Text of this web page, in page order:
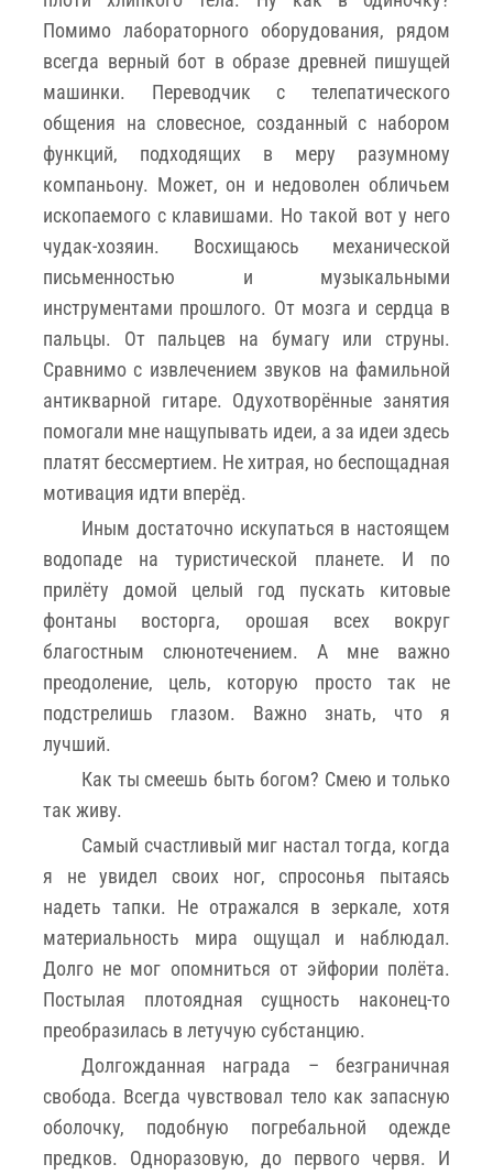
Помимо лабораторного оборудования, рядом
всегда верный бот в образе древней пишущей
машинки. Переводчик с телепатического
общения на словесное, созданный с набором
функций, подходящих в меру разумному
компаньону. Может, он и недоволен обличьем
ископаемого с клавишами. Но такой вот у него
чудак-хозяин. Восхищаюсь механической
письменностью и музыкальными
инструментами прошлого. От мозга и сердца в
пальцы. От пальцев на бумагу или струны.
Сравнимо с извлечением звуков на фамильной
антикварной гитаре. Одухотворённые занятия
помогали мне нащупывать идеи, а за идеи здесь
платят бессмертием. Не хитрая, но беспощадная
мотивация идти вперёд.
Иным достаточно искупаться в настоящем
водопаде на туристической планете. И по
прилёту домой целый год пускать китовые
фонтаны восторга, орошая всех вокруг
благостным слюнотечением. А мне важно
преодоление, цель, которую просто так не
подстрелишь глазом. Важно знать, что я
лучший.
Как ты смеешь быть богом? Смею и только
так живу.
Самый счастливый миг настал тогда, когда
я не увидел своих ног, спросонья пытаясь
надеть тапки. Не отражался в зеркале, хотя
материальность мира ощущал и наблюдал.
Долго не мог опомниться от эйфории полёта.
Постылая плотоядная сущность наконец-то
преобразилась в летучую субстанцию.
Долгожданная награда – безграничная
свобода. Всегда чувствовал тело как запасную
оболочку, подобную погребальной одежде
предков. Одноразовую, до первого червя. И